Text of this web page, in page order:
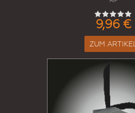
9,96 €
ZUM ARTIKEL